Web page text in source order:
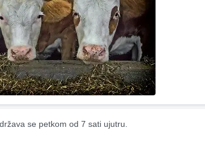
se petkom od 7 sati ujutru.